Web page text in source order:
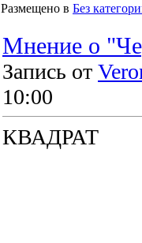
Размещено в Без
Мнение о
Запись от
10:00
КВАДРАТ